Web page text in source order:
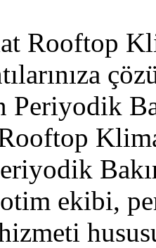
Rooftop
Periyodik
ekibi,